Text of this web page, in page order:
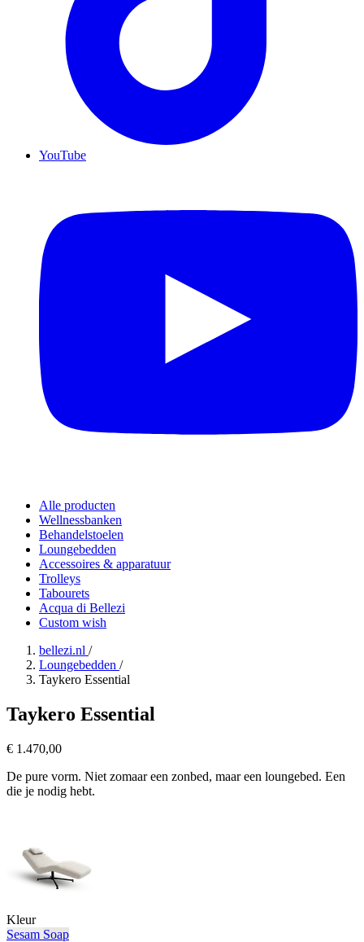
YouTube
Alle producten
Wellnessbanken
Behandelstoelen
Loungebedden
Accessoires & apparatuur
Trolleys
Tabourets
Acqua di Bellezi
Custom wish
bellezi.nl /
Loungebedden /
Taykero Essential
Taykero Essential
€ 1.470,00
De pure vorm. Niet zomaar een zonbed, maar een loungebed. Een
die je nodig hebt.
Kleur
Sesam Soap